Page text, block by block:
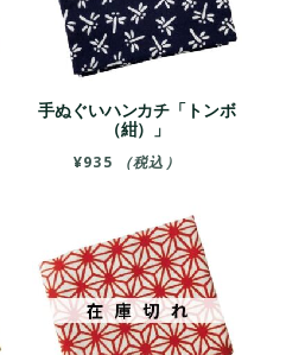
手ぬぐいハンカチ「トンボ
（紺）」
¥935 （税込）